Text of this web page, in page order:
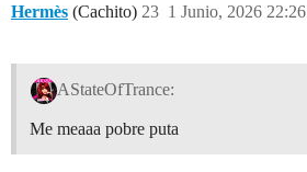
Hermès (Cachito) 1 Junio, 2026 22:26
23
AStateOfTrance:
Me meaaa pobre puta